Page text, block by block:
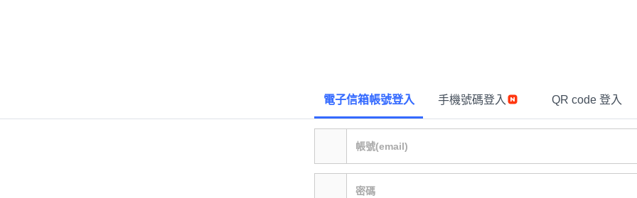
電子信箱帳號登入 手機號碼登入 QR code 登入